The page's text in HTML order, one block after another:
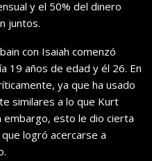
y el 50% del dinero
juntos.
con Isaiah comenzó
19 años de edad y él 26. En
ya que ha usado
similares a lo que Kurt
embargo, esto le dio cierta
logró acercarse a